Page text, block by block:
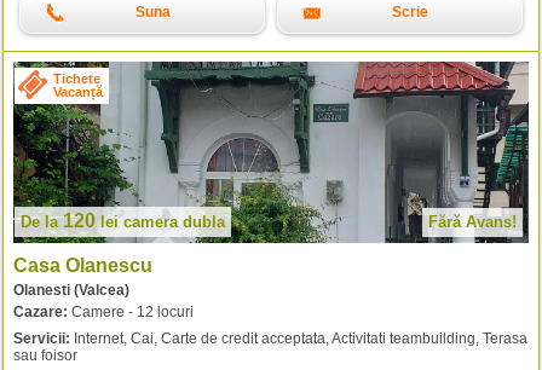
Suna Scrie
Tichete
Vacanță
De la120 leicamera dubla Fără Avans!
Casa Olanescu
Olanesti (Valcea)
Cazare: Camere - 12 locuri
Servicii: Internet, Cai, Carte de credit acceptata, Activitati teambuilding, Terasa
sau foisor